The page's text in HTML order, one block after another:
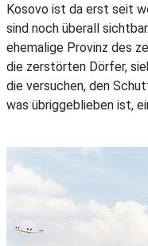
Kosovo ist da erst seit
sind noch überall
ehemalige Provinz des
die zerstörten Dörfer,
die versuchen, den
was übriggeblieben ist,